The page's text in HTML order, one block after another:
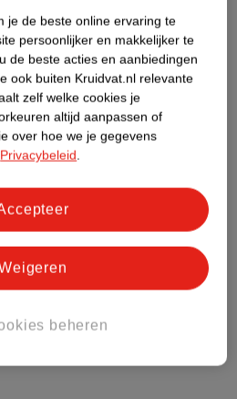
heeft (nog) geen Nature
Score.
je de beste online ervaring te
persoonlijker en makkelijker te
de beste acties en aanbiedingen
ook buiten Kruidvat.nl relevante
zelf welke cookies je
altijd aanpassen of
over hoe we je gegevens
Privacybeleid.
beheren